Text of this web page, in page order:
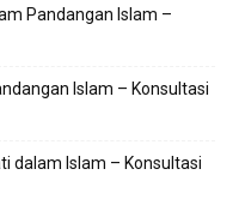
Pandangan Islam –
Islam – Konsultasi
dalam Islam – Konsultasi